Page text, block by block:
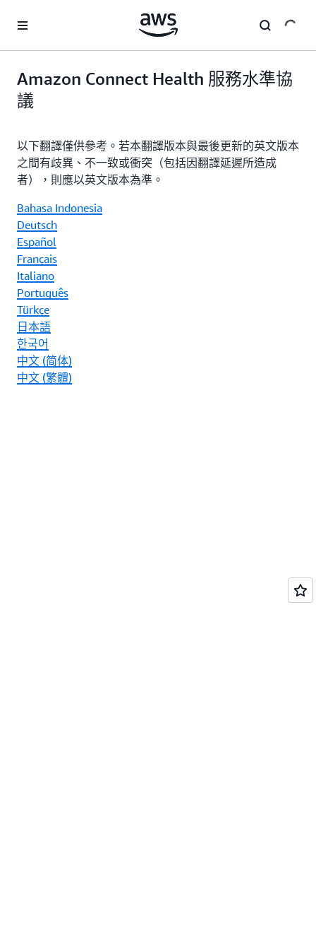
Amazon Connect Health 服務水準協
議
以下翻譯僅供參考。若本翻譯版本與最後更新的英文版本
之間有歧異、不一致或衝突（包括因翻譯延遲所造成
者），則應以英文版本為準。
Bahasa Indonesia
Deutsch
Español
Français
Italiano
Português
Türkçe
日本語
한국어
中文 (简体)
中文 (繁體)